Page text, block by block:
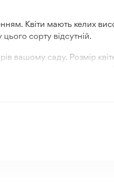
Квіти мають келих
сорту відсутній.
вашому саду. Розмір